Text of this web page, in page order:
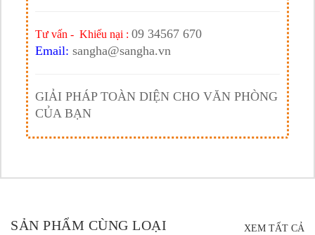
Tư vấn - Khiếu nại : 09 34567 670
Email: sangha@sangha.vn
GIẢI PHÁP TOÀN DIỆN CHO VĂN PHÒNG
CỦA BẠN
SẢN PHẨM CÙNG LOẠI XEM TẤT CẢ